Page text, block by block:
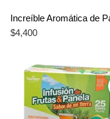
$4,400